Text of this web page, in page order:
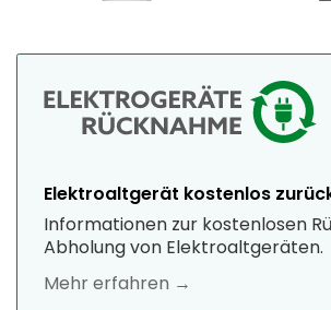
Elektroaltgerät kostenlos
Informationen zur kostenlosen
Abholung von Elektroaltgeräten.
Mehr erfahren →